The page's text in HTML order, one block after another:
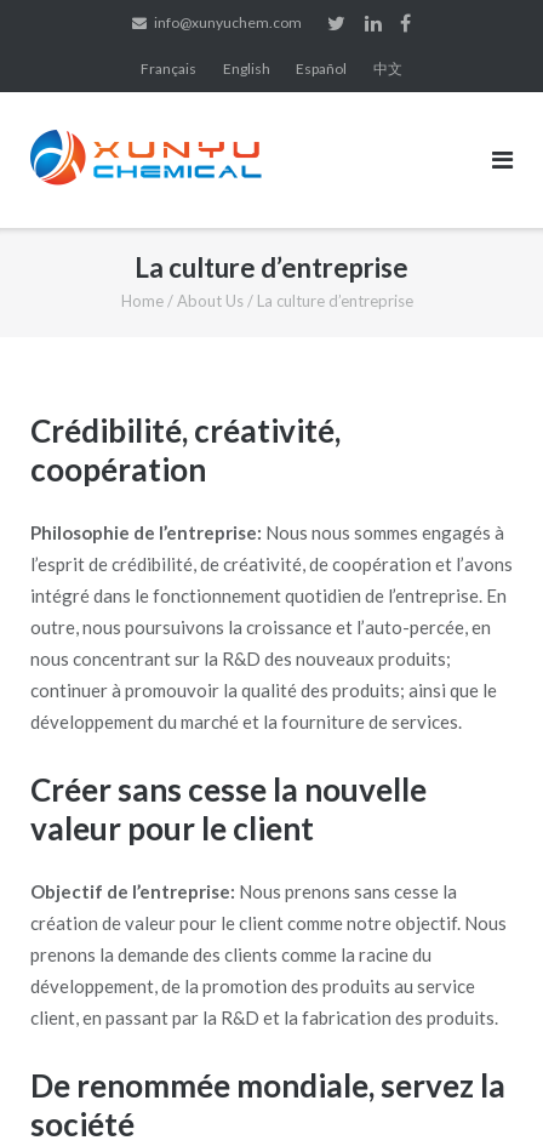
info@xunyuchem.com
Français English Español 中文
La culture d’entreprise
Home / About Us / La culture d’entreprise
Crédibilité, créativité,
coopération
Philosophie de l’entreprise: Nous nous sommes engagés à
l’esprit de crédibilité, de créativité, de coopération et l’avons
intégré dans le fonctionnement quotidien de l’entreprise. En
outre, nous poursuivons la croissance et l’auto-percée, en
nous concentrant sur la R&D des nouveaux produits;
continuer à promouvoir la qualité des produits; ainsi que le
développement du marché et la fourniture de services.
Créer sans cesse la nouvelle
valeur pour le client
Objectif de l’entreprise: Nous prenons sans cesse la
création de valeur pour le client comme notre objectif. Nous
prenons la demande des clients comme la racine du
développement, de la promotion des produits au service
client, en passant par la R&D et la fabrication des produits.
De renommée mondiale, servez la
société